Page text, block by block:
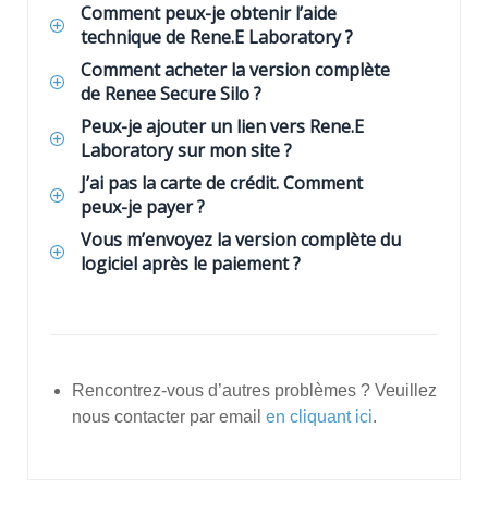
Comment peux-je obtenir l’aide
technique de Rene.E Laboratory ?
Comment acheter la version complète
de Renee Secure Silo ?
Peux-je ajouter un lien vers Rene.E
Laboratory sur mon site ?
J’ai pas la carte de crédit. Comment
peux-je payer ?
Vous m’envoyez la version complète du
logiciel après le paiement ?
Rencontrez-vous d’autres problèmes ? Veuillez
nous contacter par email en cliquant ici.